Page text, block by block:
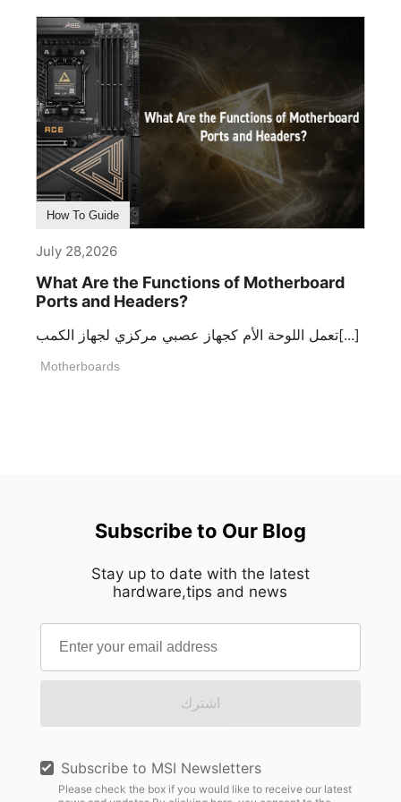
How To Guide
July 28,2026
What Are the Functions of Motherboard
Ports and Headers?
تعمل اللوحة الأم كجهاز عصبي مركزي لجهاز الكمب[...]
Motherboards
Subscribe to Our Blog
Stay up to date with the latest
hardware,tips and news
اشترك
Subscribe to MSI Newsletters
Please check the box if you would like to receive our latest